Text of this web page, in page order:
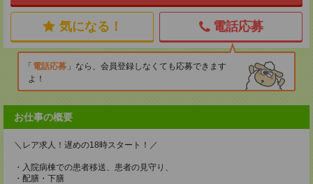
気になる！ 電話応募
電話応募
なら、会員登録しなくても応募できます
よ！
お仕事の概要
＼レア求人！遅めの18時スタート！／
・入院病棟での患者移送、患者の見守り、
・配膳・下膳